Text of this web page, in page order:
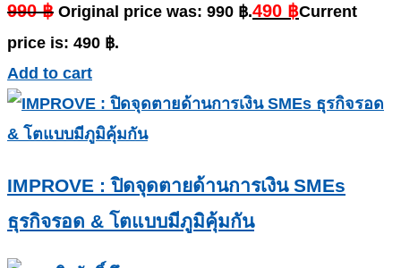
990฿ Original price was: 990 ฿.490 ฿Current
price is: 490 ฿.
Add to cart
IMPROVE : ปิดจุดตายด้านการเงิน SMEs
ธุรกิจรอด & โตแบบมีภูมิคุ้มกัน